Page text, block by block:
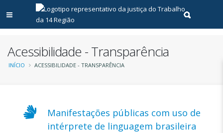
Abrir menu principal
Realizar
Acessibilidade - Transparência
Trilha
navegação
INÍCIO ACESSIBILIDADE - TRANSPARÊNCIA
Manifestações públicas com uso de
intérprete de linguagem brasileira